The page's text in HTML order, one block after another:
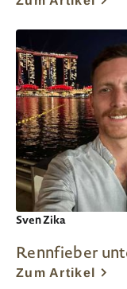
Sven Zika
Rennfieber
Zum Artikel